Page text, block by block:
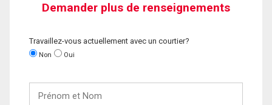
Demander plus de renseignements
Travaillez-vous actuellement avec un courtier?
Non Oui